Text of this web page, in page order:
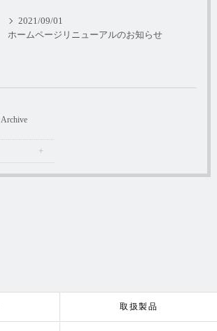
2021/09/01
ホームページリニューアルのお知らせ
Archive
取扱製品